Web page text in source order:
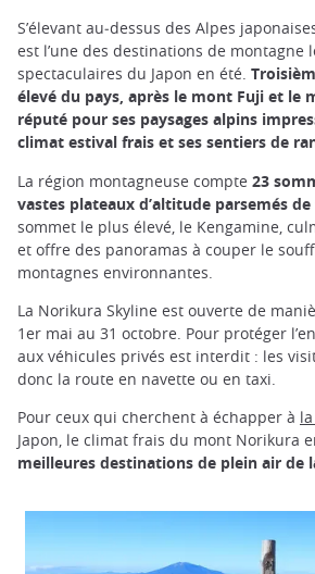
S’élevant au‑dessus des Alpes
est l’une des destinations de montagne
spectaculaires du Japon en été.
élevé du pays, après le mont Fuji et le
réputé pour ses paysages alpins
climat estival frais et ses sentiers de
La région montagneuse compte 23
vastes plateaux d’altitude parsemés
sommet le plus élevé, le Kengamine,
et offre des panoramas à couper le
montagnes environnantes.
La Norikura Skyline est ouverte de
1er mai au 31 octobre. Pour protéger
aux véhicules privés est interdit : les
donc la route en navette ou en taxi.
Pour ceux qui cherchent à échapper à
Japon, le climat frais du mont Norikura
meilleures destinations de plein air de